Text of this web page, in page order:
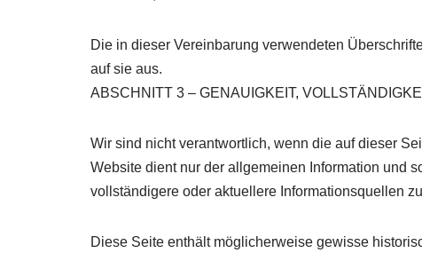
Die in dieser Vereinbarung verwendeten
auf sie aus.
ABSCHNITT 3 – GENAUIGKEIT,
Wir sind nicht verantwortlich, wenn die auf dieser
Website dient nur der allgemeinen Information und
vollständigere oder aktuellere Informationsquellen
Diese Seite enthält möglicherweise gewisse